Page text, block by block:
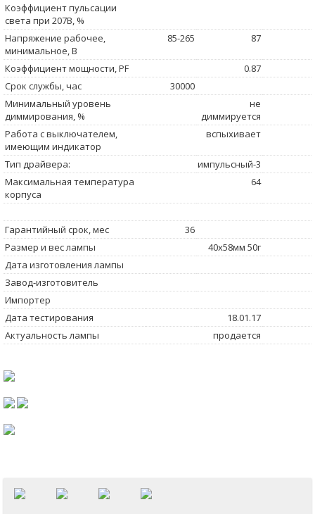
Коэффициент пульсации
света при 207В, %
Напряжение рабочее,
минимальное, В
85-265 87
Коэффициент мощности, PF
0.87
Срок службы, час
30000
Минимальный уровень
диммирования, %
не
диммируется
Работа с выключателем,
имеющим индикатор
вспыхивает
Тип драйвера:
импульсный-3
Максимальная температура
корпуса
64
Гарантийный срок, мес
36
Размер и вес лампы
40x58мм 50г
Дата изготовления лампы
Завод-изготовитель
Импортер
Дата тестирования
18.01.17
Актуальность лампы
продается